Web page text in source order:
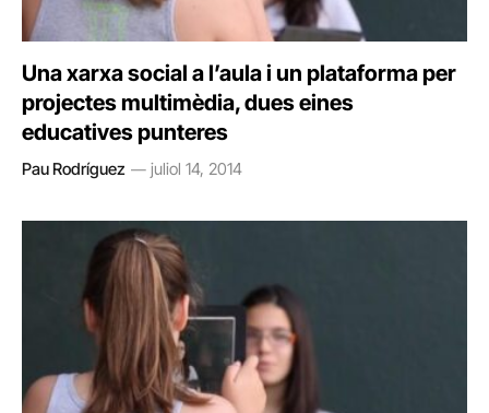
Una xarxa social a l’aula i un plataforma per
projectes multimèdia, dues eines
educatives punteres
Pau Rodríguez juliol 14, 2014